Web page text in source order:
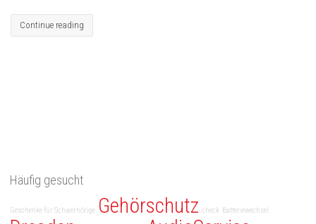
Continue reading
Häufig gesucht
Geschenke für Schwerhörige Gehörschutz check Batteriewechsel